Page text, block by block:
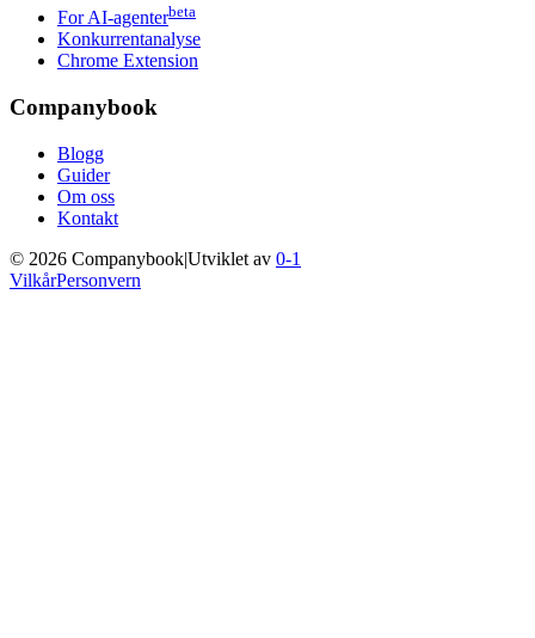
For AI-agenterbeta
Konkurrentanalyse
Chrome Extension
Companybook
Blogg
Guider
Om oss
Kontakt
© 2026 Companybook|Utviklet av 0-1
VilkårPersonvern